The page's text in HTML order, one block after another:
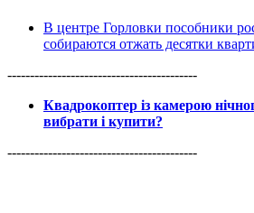
В центре Горловки пособники
собираются отжать десятки
------------------------------------------
Квадрокоптер із камерою
вибрати і купити?
------------------------------------------